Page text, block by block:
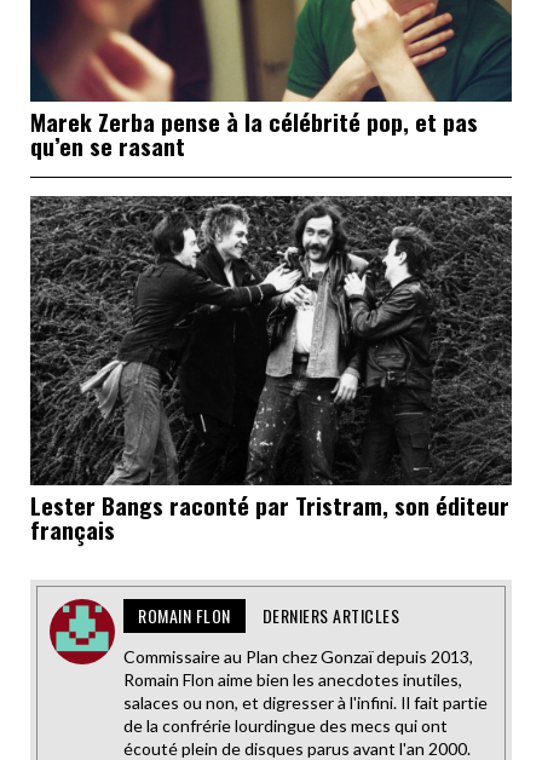
Marek Zerba pense à la célébrité pop, et pas
qu’en se rasant
Lester Bangs raconté par Tristram, son éditeur
français
ROMAIN FLON DERNIERS ARTICLES
Commissaire au Plan chez Gonzaï depuis 2013,
Romain Flon aime bien les anecdotes inutiles,
salaces ou non, et digresser à l'infini. Il fait partie
de la confrérie lourdingue des mecs qui ont
écouté plein de disques parus avant l'an 2000.